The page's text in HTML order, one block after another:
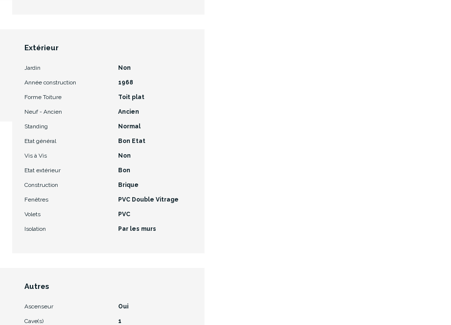
Extérieur
Jardin Non
Année construction 1968
Forme Toiture Toit plat
Neuf - Ancien Ancien
Standing Normal
Etat général Bon Etat
Vis à Vis Non
Etat extérieur Bon
Construction Brique
Fenêtres PVC Double Vitrage
Volets PVC
Isolation Par les murs
Autres
Ascenseur Oui
Cave(s) 1